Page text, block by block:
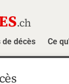
.ch
de décès Ce